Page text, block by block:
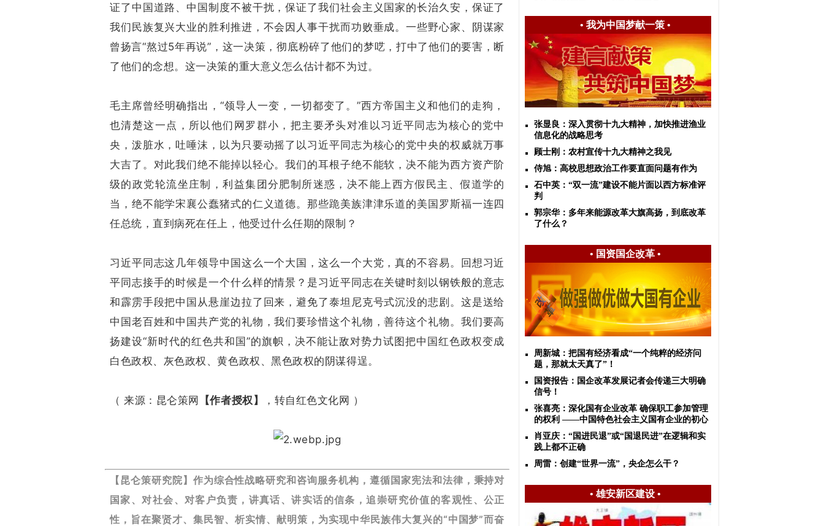
证了中国道路、中国制度不被干扰，保证了我们社会主义国家的长治久安，保证了
我们民族复兴大业的胜利推进，不会因人事干扰而功败垂成。一些野心家、阴谋家
曾扬言“熬过5年再说”，这一决策，彻底粉碎了他们的梦呓，打中了他们的要害，断
了他们的念想。这一决策的重大意义怎么估计都不为过。
毛主席曾经明确指出，“领导人一变，一切都变了。”西方帝国主义和他们的走狗，
也清楚这一点，所以他们网罗群小，把主要矛头对准以习近平同志为核心的党中
央，泼脏水，吐唾沫，以为只要动摇了以习近平同志为核心的党中央的权威就万事
大吉了。对此我们绝不能掉以轻心。我们的耳根子绝不能软，决不能为西方资产阶
级的政党轮流坐庄制，利益集团分肥制所迷惑，决不能上西方假民主、假道学的
当，绝不能学宋襄公蠢猪式的仁义道德。那些跪美族津津乐道的美国罗斯福一连四
任总统，直到病死在任上，他受过什么任期的限制？
习近平同志这几年领导中国这么一个大国，这么一个大党，真的不容易。回想习近
平同志接手的时候是一个什么样的情景？是习近平同志在关键时刻以钢铁般的意志
和霹雳手段把中国从悬崖边拉了回来，避免了泰坦尼克号式沉没的悲剧。这是送给
中国老百姓和中国共产党的礼物，我们要珍惜这个礼物，善待这个礼物。我们要高
扬建设“新时代的红色共和国”的旗帜，决不能让敌对势力试图把中国红色政权变成
白色政权、灰色政权、黄色政权、黑色政权的阴谋得逞。
（ 来源：昆仑策网 【作者授权】 ，转自红色文化网 ）
【昆仑策研究院】作为综合性战略研究和咨询服务机构，遵循国家宪法和法律，秉持对
国家、对社会、对客户负责，讲真话、讲实话的信条，追崇研究价值的客观性、公正
性，旨在聚贤才、集民智、析实情、献明策，为实现中华民族伟大复兴的“中国梦”而奋
• 我为中国梦献一策•
张显良：深入贯彻十九大精神，加快推进渔业
信息化的战略思考
顾士刚：农村宣传十九大精神之我见
侍旭：高校思想政治工作要直面问题有作为
石中英：“双一流”建设不能片面以西方标准评
判
郭宗华：多年来能源改革大旗高扬，到底改革
了什么？
• 国资国企改革•
周新城：把国有经济看成“一个纯粹的经济问
题，那就太天真了”！
国资报告：国企改革发展记者会传递三大明确
信号！
张喜亮：深化国有企业改革 确保职工参加管理
的权利 ——中国特色社会主义国有企业的初心
肖亚庆：“国进民退”或“国退民进”在逻辑和实
践上都不正确
周雷：创建“世界一流”，央企怎么干？
• 雄安新区建设•